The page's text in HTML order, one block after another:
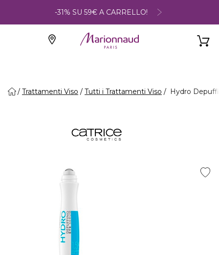
-31% SU 59€ A CARRELLO!
Trattamenti Viso Tutti i Trattamenti Viso Hydro